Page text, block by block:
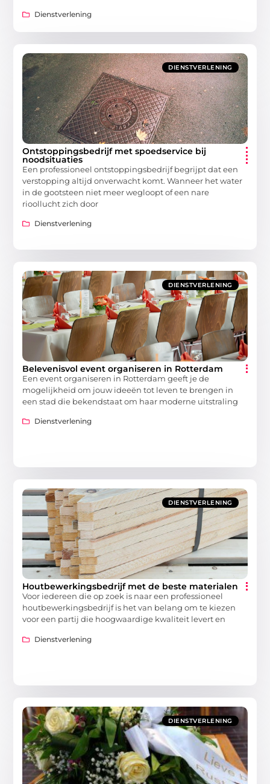
Dienstverlening
DIENSTVERLENING
Ontstoppingsbedrijf met spoedservice bij
noodsituaties
Een professioneel ontstoppingsbedrijf begrijpt dat een
verstopping altijd onverwacht komt. Wanneer het water
in de gootsteen niet meer wegloopt of een nare
rioollucht zich door
Dienstverlening
DIENSTVERLENING
Belevenisvol event organiseren in Rotterdam
Een event organiseren in Rotterdam geeft je de
mogelijkheid om jouw ideeën tot leven te brengen in
een stad die bekendstaat om haar moderne uitstraling
Dienstverlening
DIENSTVERLENING
Houtbewerkingsbedrijf met de beste materialen
Voor iedereen die op zoek is naar een professioneel
houtbewerkingsbedrijf is het van belang om te kiezen
voor een partij die hoogwaardige kwaliteit levert en
Dienstverlening
DIENSTVERLENING